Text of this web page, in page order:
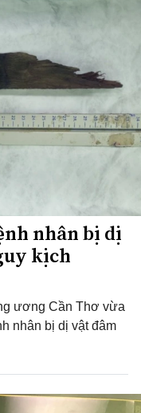
nhân bị dị
kịch
ương Cần Thơ vừa
nhân bị dị vật đâm